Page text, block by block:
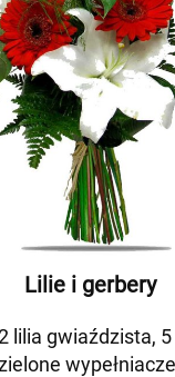
Lilie i gerbery
lilia gwiaździsta,
wypełniacze